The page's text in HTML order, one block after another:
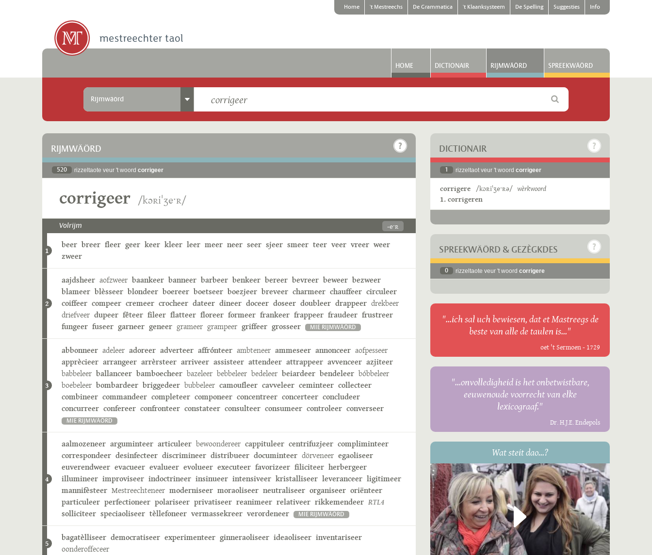
Home 't Mestreechs De Grammatica 't Klaanksysteem De Spelling Suggesties Info
HOME DICTIONAIR RIJMWÄÖRD SPREEKWÄÖRD
Rijmwäörd
RIJMWÄÖRD
520 rizzeltaote veur 't woord corrigeer
corrigeer /kɔʀiˈʒeˑʀ/
Volrijm -eˑʀ
1
beer breer fleer geer keer kleer leer meer neer seer sjeer smeer teer veer vreer weer
zweer
2
aajdsheer aofzweer baankeer banneer barbeer benkeer bereer bevreer beweer bezweer
blameer blèsseer blondeer boereer boetseer boezjeer breveer charmeer chauffeer circuleer
coiffeer compeer cremeer crocheer dateer dineer doceer doseer doubleer drappeer drekbeer
driefveer dupeer fêteer fileer flatteer floreer formeer frankeer frappeer fraudeer frustreer
fungeer fuseer garneer geneer grameer grampeer griffeer grosseer MIE RIJMWÄÖRD
3
abbonneer adeleer adoreer adverteer affrónteer ambteneer ammeseer annonceer aofpesseer
apprècieer arrangeer arrèrsteer arriveer assisteer attendeer attrappeer avvenceer azjiteer
babbeleer ballanceer bamboecheer bazeleer bebbeleer bedeleer beiardeer bendeleer bóbbeleer
boebeleer bombardeer briggedeer bubbeleer camoufleer cavveleer ceminteer collecteer
combineer commandeer completeer componeer concentreer concerteer concludeer
concurreer confereer confronteer constateer consulteer consumeer controleer converseer
MIE RIJMWÄÖRD
4
aalmozeneer arguminteer articuleer bewoondereer cappituleer centrifuzjeer compliminteer
correspondeer desinfecteer discrimineer distribueer documinteer dörveneer egaoliseer
euverendweer evacueer evalueer evolueer executeer favorizeer filiciteer herbergeer
illumineer improviseer indoctrineer insinueer intensiveer kristalliseer leveranceer ligitimeer
mannifèsteer Mestreechteneer moderniseer moraoliseer neutraliseer organiseer oriënteer
particuleer perfectioneer polariseer privatiseer reanimeer relativeer rikkemendeer RTL4
solliciteer speciaoliseer tèllefoneer vermassekreer verordeneer MIE RIJMWÄÖRD
5
bagatèlliseer democratiseer experimenteer ginneraoliseer ideaoliseer inventariseer
oonderoffeceer
DICTIONAIR
1 rizzeltaot veur 't woord corrigeer
corrigere /kɔʀiˈʒeˑʀə/ wèrkwoord
1. corrigeren
SPREEKWÄÖRD & GEZÈGKDES
0 rizzeltaote veur 't woord corrigere
"...ich sal uch bewiesen, dat et Mastreegs de
beste van alle de taulen is..."
oet 't Sermoen - 1729
"...onvolledigheid is het onbetwistbare,
eeuwenoude voorrecht van elke
lexicograaf."
Dr. H.J.E. Endepols
Wat steit dao...?